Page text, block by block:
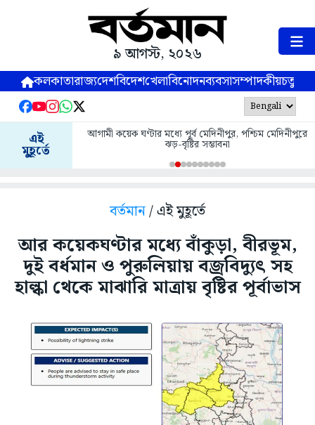
৯ আগস্ট, ২০২৬
কলকাতারাজ্যদেশবিদেশখেলাবিনোদনব্যবসাসম্পাদকীয়
এই
মুহূর্তে
আগামী কয়েক ঘণ্টার মধ্যে পূর্ব মেদিনীপুর, পশ্চিম মেদিনীপুরে
ঝড়-বৃষ্টির সম্ভাবনা
বর্তমান/ এই মুহূর্তে
আর কয়েকঘণ্টার মধ্যে বাঁকুড়া, বীরভূম,
দুই বর্ধমান ও পুরুলিয়ায় বজ্রবিদ্যুৎ সহ
হাল্কা থেকে মাঝারি মাত্রায় বৃষ্টির পূর্বাভাস